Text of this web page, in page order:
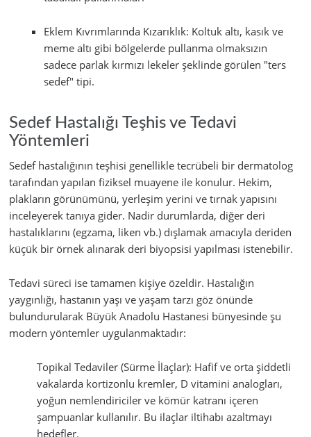
Eklem Kıvrımlarında Kızarıklık: Koltuk altı, kasık ve
meme altı gibi bölgelerde pullanma olmaksızın
sadece parlak kırmızı lekeler şeklinde görülen "ters
sedef" tipi.
Sedef Hastalığı Teşhis ve Tedavi
Yöntemleri
Sedef hastalığının teşhisi genellikle tecrübeli bir dermatolog
tarafından yapılan fiziksel muayene ile konulur. Hekim,
plakların görünümünü, yerleşim yerini ve tırnak yapısını
inceleyerek tanıya gider. Nadir durumlarda, diğer deri
hastalıklarını (egzama, liken vb.) dışlamak amacıyla deriden
küçük bir örnek alınarak deri biyopsisi yapılması istenebilir.
Tedavi süreci ise tamamen kişiye özeldir. Hastalığın
yaygınlığı, hastanın yaşı ve yaşam tarzı göz önünde
bulundurularak Büyük Anadolu Hastanesi bünyesinde şu
modern yöntemler uygulanmaktadır:
Topikal Tedaviler (Sürme İlaçlar): Hafif ve orta şiddetli
vakalarda kortizonlu kremler, D vitamini analogları,
yoğun nemlendiriciler ve kömür katranı içeren
şampuanlar kullanılır. Bu ilaçlar iltihabı azaltmayı
hedefler.